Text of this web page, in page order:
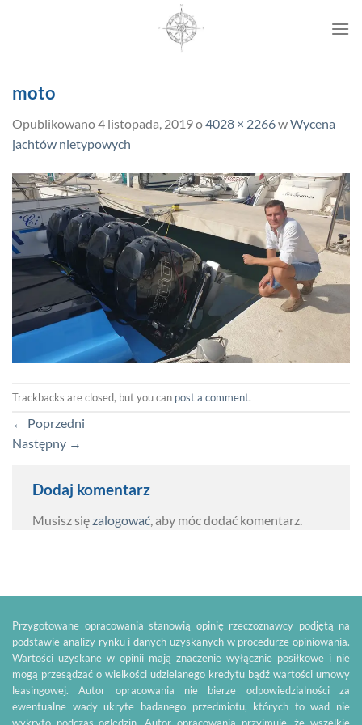
moto
Opublikowano4 listopada, 2019o4028 × 2266wWycena
jachtów nietypowych
Trackbacks are closed, but you can post a comment.
← Poprzedni
Następny →
Dodaj komentarz
Musisz sięzalogować, aby móc dodać komentarz.
Przygotowane opracowania stanowią opinię rzeczoznawcy podjętą na
podstawie analizy rynku i danych uzyskanych w procedurze opiniowania.
Wartości uzyskane w opinii mają znaczenie wyłącznie posiłkowe i nie
mogą przesądzać o wielkości udzielanego kredytu bądź wartości umowy
leasingowej. Autor opracowania nie bierze odpowiedzialności za
ewentualne wady ukryte badanego przedmiotu, których to wad nie
wykryto podczas oględzin. Autor opracowania przyjmuje, że wszelkie